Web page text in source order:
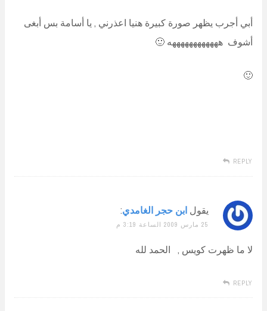
أبي أجرب يظهر صورة كبيرة هنيا اعذرني , يا أسامة بس أبغى
أشوف ههههههههههههه 🙂
🙂
REPLY
يقول ابن حجر الغامدي:
25 مارس 2009 الساعة 3:19 م
لا ما ظهرت كويس , الحمد لله
REPLY